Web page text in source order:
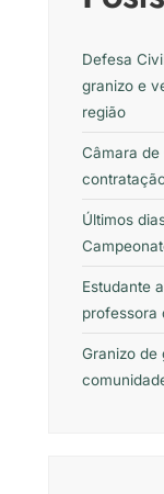
Defesa
granizo e
região
Câmara de
Últimos
Estudante
professora
Granizo de